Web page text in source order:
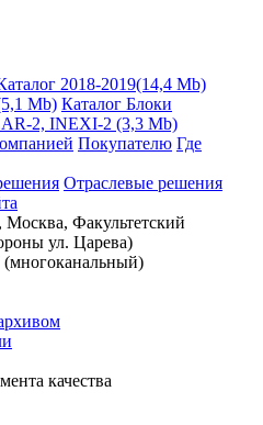
2018-2019(14,4 Mb)
Mb) Каталог Блоки
2, INEXI-2 (3,3 Mb)
Покупателю Где
Отраслевые решения
Москва, Факультетский
ул. Царева)
(многоканальный)
качества